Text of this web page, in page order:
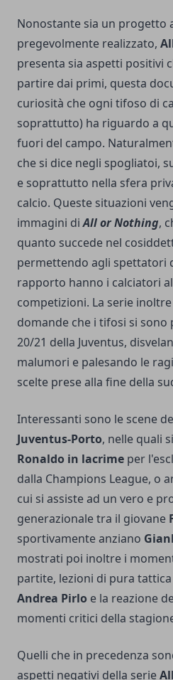
Nonostante sia un progetto
pregevolmente realizzato,
presenta sia aspetti positivi
partire dai primi, questa
curiosità che ogni tifoso di
soprattutto) ha riguardo a
fuori del campo.
che si dice negli spogliatoi,
e soprattutto nella sfera
calcio. Queste situazioni
immagini diAll or Nothing,
quanto succede nel
permettendo agli spettatori
rapporto hanno i calciatori
competizioni. La serie
domande che i tifosi si sono
20/21 della Juventus,
malumori e palesando le
scelte prese alla fine della
Interessanti sono le scene
Juventus-Porto, nelle quali
Ronaldo in lacrime per
dalla Champions League, o
cui si assiste ad un vero e
generazionale tra il giovane
sportivamente anziano
mostrati poi inoltre i
partite, lezioni di pura
Andrea Pirlo e la reazione
momenti critici della
Quelli che in precedenza
aspetti negativi della serie